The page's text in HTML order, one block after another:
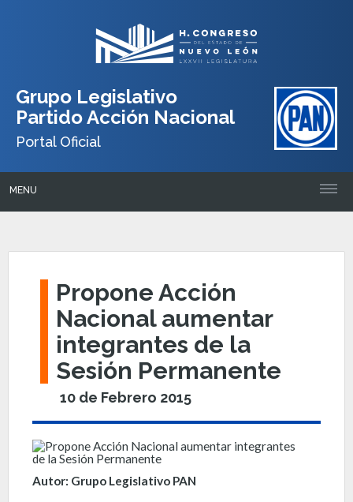
Grupo Legislativo
Partido Acción Nacional
Portal Oficial
MENU
Propone Acción
Nacional aumentar
integrantes de la
Sesión Permanente
10 de Febrero 2015
Autor: Grupo Legislativo PAN